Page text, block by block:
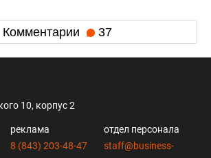
Комментарии 37
10, корпус 2
реклама
8 (843) 203-48-47
отдел персонала
staff@business-